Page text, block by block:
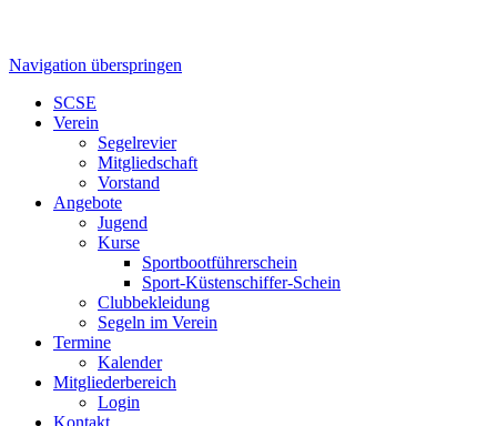
Navigation überspringen
SCSE
Verein
Segelrevier
Mitgliedschaft
Vorstand
Angebote
Jugend
Kurse
Sportbootführerschein
Sport-Küstenschiffer-Schein
Clubbekleidung
Segeln im Verein
Termine
Kalender
Mitgliederbereich
Login
Kontakt